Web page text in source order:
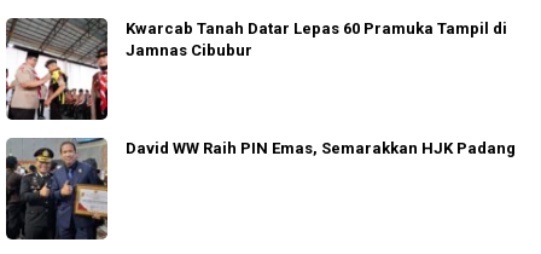
Kwarcab Tanah Datar Lepas 60 Pramuka Tampil di
Jamnas Cibubur
David WW Raih PIN Emas, Semarakkan HJK Padang